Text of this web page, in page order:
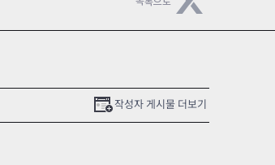
작성자 게시물 더보기